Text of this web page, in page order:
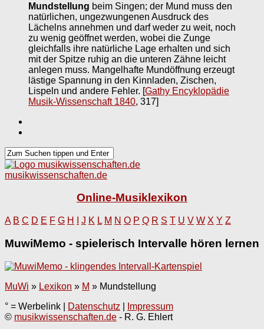
Mundstellung beim Singen; der Mund muss den
natürlichen, ungezwungenen Ausdruck des
Lächelns annehmen und darf weder zu weit, noch
zu wenig geöffnet werden, wobei die Zunge
gleichfalls ihre natürliche Lage erhalten und sich
mit der Spitze ruhig an die unteren Zähne leicht
anlegen muss. Mangelhafte Mundöffnung erzeugt
lästige Spannung in den Kinnladen, Zischen,
Lispeln und andere Fehler. [Gathy Encyklopädie
Musik-Wissenschaft 1840, 317]
musikwissenschaften.de
Online-Musiklexikon
A B C D E F G H J K L M N O P Q R S T U V W X Y Z
MuwiMemo - spielerisch Intervalle hören lernen
MuWi » Lexikon » M » Mundstellung
° = Werbelink |
Datenschutz
Impressum
© musikwissenschaften.de - R. G. Ehlert